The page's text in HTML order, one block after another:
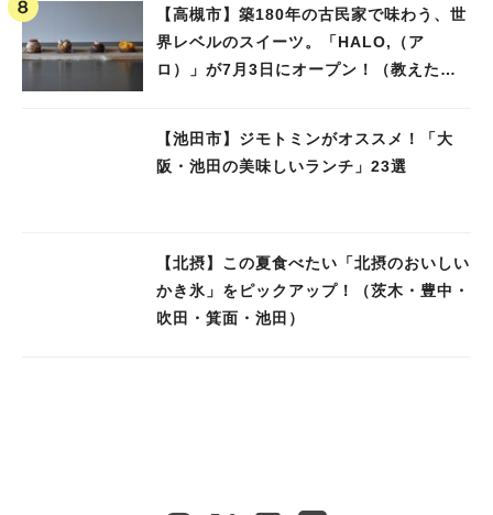
【高槻市】築180年の古民家で味わう、世
界レベルのスイーツ。「HALO,（ア
ロ）」が7月3日にオープン！（教えたい/
【池田市】ジモトミンがオススメ！「大
阪・池田の美味しいランチ」23選
【北摂】この夏食べたい「北摂のおいしい
かき氷」をピックアップ！（茨木・豊中・
吹田・箕面・池田）